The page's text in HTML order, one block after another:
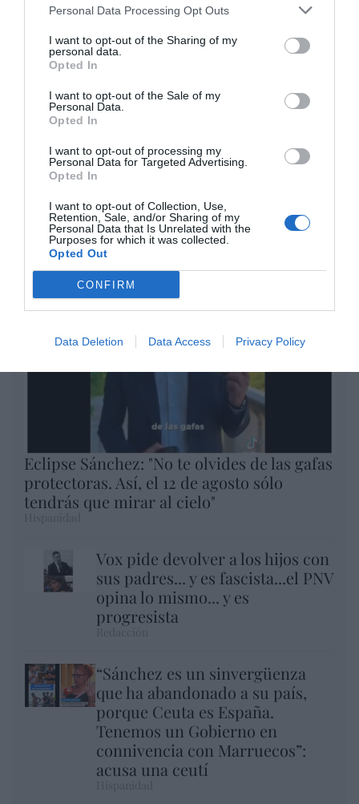
Personal Data Processing Opt Outs
I want to opt-out of the Sharing of my
personal data.
Opted In
I want to opt-out of the Sale of my
Personal Data.
Opted In
I want to opt-out of processing my
Personal Data for Targeted Advertising.
Opted In
I want to opt-out of Collection, Use,
Retention, Sale, and/or Sharing of my
Personal Data that Is Unrelated with the
Purposes for which it was collected.
Opted Out
CONFIRM
Data Deletion Data Access Privacy Policy
son las patentes
Isabel Pantoja pierde dos pleitos
euros... suma y sigue
Eulogio López
El IBEX 35 cerró la sesión del
miércoles en los 20.057 puntos,
un nuevo récord
Eulogio López
Argumentos
Eclipse Sánchez: "No te olvides de las gafas
protectoras. Así, el 12 de agosto sólo
tendrás que mirar al cielo"
Vox pide devolver a los hijos con
sus padres... y es fascista...el PNV
opina lo mismo... y es
progresista
“Sánchez es un sinvergüenza
que ha abandonado a su país,
porque Ceuta es España.
Tenemos un Gobierno en
connivencia con Marruecos”:
acusa una ceutí